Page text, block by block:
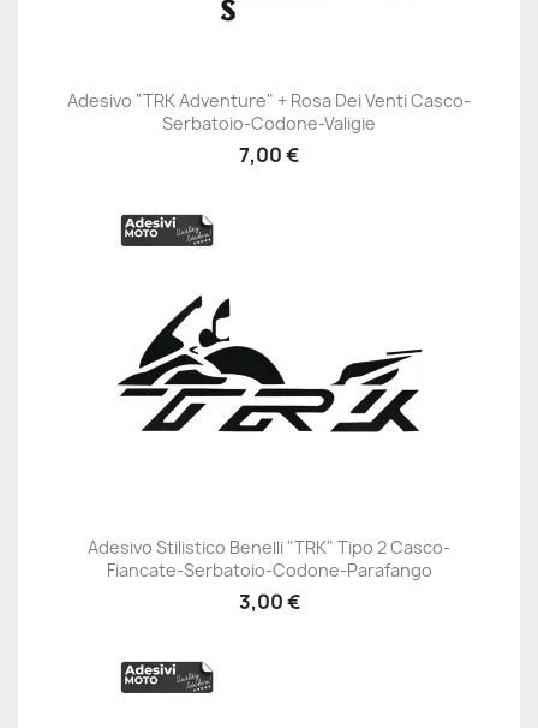
Adesivo "TRK Adventure" + Rosa Dei Venti Casco-
Serbatoio-Codone-Valigie
7,00 €
Adesivo Stilistico Benelli "TRK" Tipo 2 Casco-
Fiancate-Serbatoio-Codone-Parafango
3,00 €